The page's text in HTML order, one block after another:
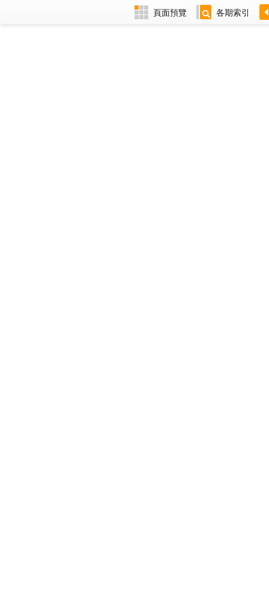
頁面預覽 各期索引